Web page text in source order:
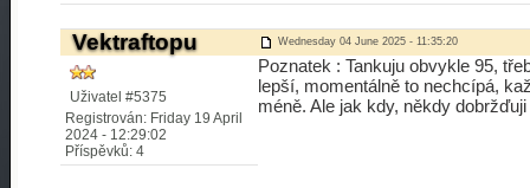
Vektraftopu Wednesday 04 June 2025 - 11:35:20
Uživatel #5375
Registrován: Friday 19 April
2024 - 12:29:02
Příspěvků: 4
Poznatek : Tankuju obvykle 95,
lepší, momentálně to nechcípá,
méně. Ale jak kdy, někdy